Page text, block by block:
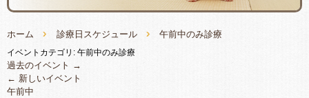
ホーム 診療日スケジュール 午前中のみ診療
イベントカテゴリ: 午前中のみ診療
過去のイベント →
← 新しいイベント
午前中